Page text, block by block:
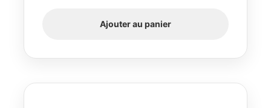
Ajouter au panier